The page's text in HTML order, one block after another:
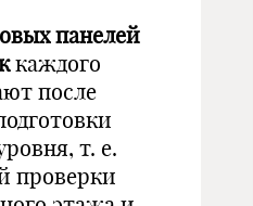
панелей
каждого
после
т. е.
проверки